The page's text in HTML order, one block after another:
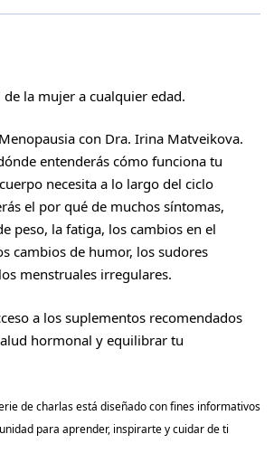
de la mujer a cualquier edad.
con Dra. Irina Matveikova.
entenderás cómo funciona tu
necesita a lo largo del ciclo
el por qué de muchos síntomas,
peso, la fatiga, los cambios en el
cambios de humor, los sudores
menstruales irregulares.
a los suplementos recomendados
hormonal y equilibrar tu
de charlas está diseñado con fines informativos
para aprender, inspirarte y cuidar de ti